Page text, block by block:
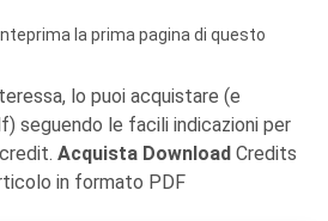
la prima pagina di questo
lo puoi acquistare (e
seguendo le facili indicazioni per
Acquista Download Credits
in formato PDF